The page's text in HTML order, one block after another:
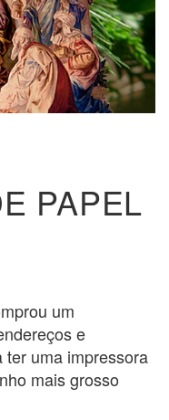
PAPEL
um
e
uma impressora
mais grosso